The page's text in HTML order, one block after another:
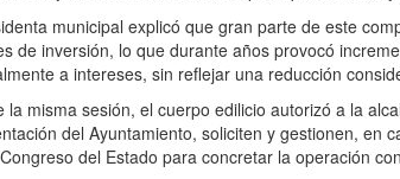
municipal explicó que gran parte de este
de inversión, lo que durante años provocó
a intereses, sin reflejar una reducción
la misma sesión, el cuerpo edilicio autorizó a la
del Ayuntamiento, soliciten y gestionen, en
del Estado para concretar la operación